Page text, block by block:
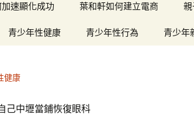
速顯化成功 葉和軒如何建立電商 親
青少年性健康 青少年性行為 青少年
健康
己中壢當鋪恢復眼科